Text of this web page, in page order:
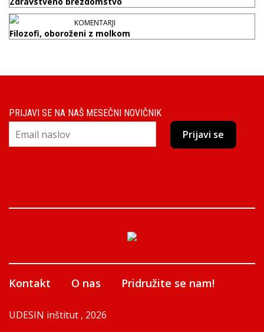
KOMENTARJI
Filozofi, oboroženi z molkom
PRIJAVI SE NA NAŠ MESEČNI NOVIČNIK
Kontakt O nas Pridružite se nam!
UDESIN inštitut , 2026